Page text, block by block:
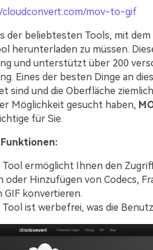
cloudconvert.com/mov-to-gif
der beliebtesten Tools, mit dem
herunterladen zu müssen.
und unterstützt über 200
Eines der besten Dinge an
sind und die Oberfläche
Möglichkeit gesucht haben,
für Sie.
Tool ermöglicht Ihnen den
oder Hinzufügen von Codecs,
GIF konvertieren.
Tool ist werbefrei, was die